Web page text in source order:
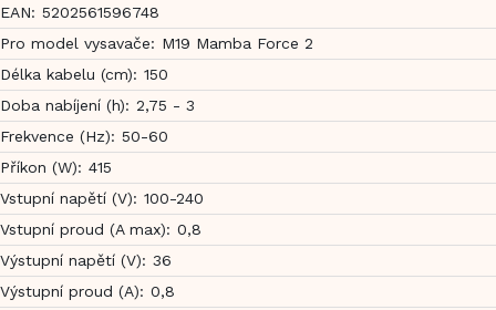
EAN: 5202561596748
Pro model vysavače: M19 Mamba Force 2
Délka kabelu (cm): 150
Doba nabíjení (h): 2,75 - 3
Frekvence (Hz): 50-60
Příkon (W): 415
Vstupní napětí (V): 100-240
Vstupní proud (A max): 0,8
Výstupní napětí (V): 36
Výstupní proud (A): 0,8